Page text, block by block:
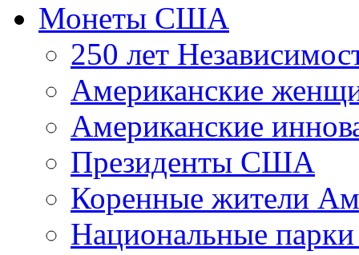
Монеты США
250 лет
Американские
Американские
Президенты США
Коренные жители
Национальные